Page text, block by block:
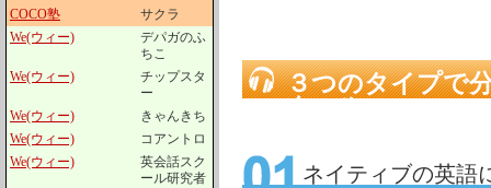
COCO塾
サクラ
We(ウィー)
デパガのふ
ちこ
We(ウィー)
チップスタ
ー
We(ウィー)
きゃんきち
We(ウィー)
コアントロ
We(ウィー)
英会話スク
ール研究者
３つのタイプで
クール
ネイティブの英語